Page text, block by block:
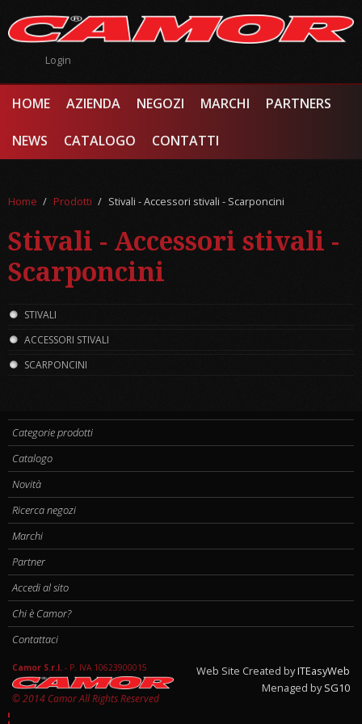
Login
HOME AZIENDA NEGOZI MARCHI PARTNERS
NEWS CATALOGO CONTATTI
Home / Prodotti / Stivali - Accessori stivali - Scarponcini
Stivali - Accessori stivali -
Scarponcini
STIVALI
ACCESSORI STIVALI
SCARPONCINI
Categorie prodotti
Catalogo
Novità
Ricerca negozi
Marchi
Partner
Accedi al sito
Chi è Camor?
Contattaci
Camor S.r.l. - P. IVA 10623900015
© 2014 Camor All Rights Reserved
Web Site Created byITEasyWeb
Menaged bySG10